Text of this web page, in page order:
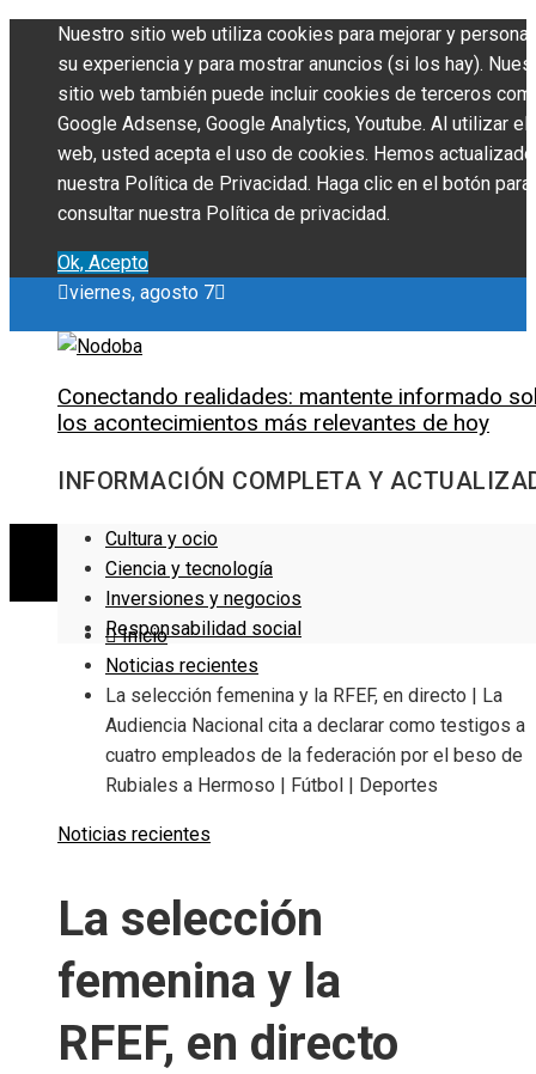
Nuestro sitio web utiliza cookies para mejorar y
su experiencia y para mostrar anuncios (si los hay).
sitio web también puede incluir cookies de terceros
Google Adsense, Google Analytics, Youtube. Al utilizar
web, usted acepta el uso de cookies. Hemos actualizado
nuestra Política de Privacidad. Haga clic en el botón para
consultar nuestra Política de privacidad.
Ok, Acepto
viernes, agosto 7
Conectando realidades: mantente informado
los acontecimientos más relevantes de hoy
INFORMACIÓN COMPLETA Y
Cultura y ocio
Ciencia y tecnología
Inversiones y negocios
Responsabilidad social
Inicio
Noticias recientes
La selección femenina y la RFEF, en directo | La
Audiencia Nacional cita a declarar como testigos a
cuatro empleados de la federación por el beso de
Rubiales a Hermoso | Fútbol | Deportes
Noticias recientes
La selección
femenina y la
RFEF, en directo